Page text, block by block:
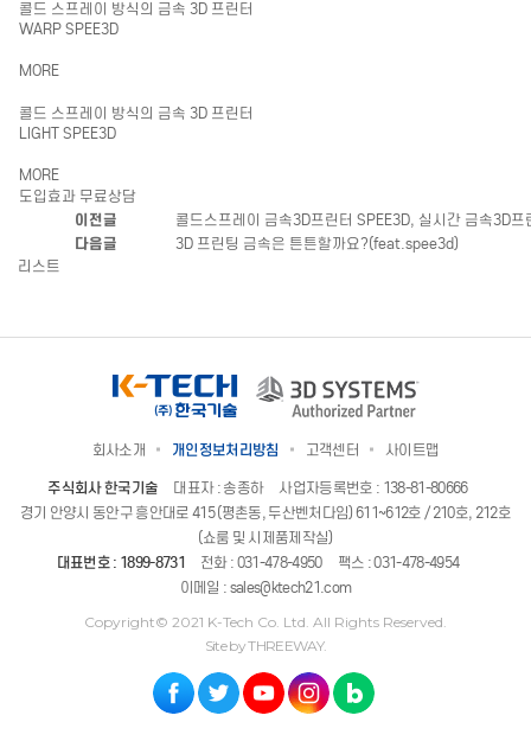
콜드 스프레이 방식의 금속 3D 프린터
WARP SPEE3D
MORE
콜드 스프레이 방식의 금속 3D 프린터
LIGHT SPEE3D
MORE
도입효과 무료상담
이전글 콜드스프레이 금속3D프린터 SPEE3D, 실시간 금속3D
다음글
3D 프린팅 금속은 튼튼할까요?(feat.spee3d)
리스트
회사소개 개인정보처리방침 고객센터 사이트맵
주식회사 한국기술 대표자 : 송종하
사업자등록번호 : 138-81-80666
경기 안양시 동안구 흥안대로 415 (평촌동, 두산벤처다임) 611~612호 / 210호, 212호
(쇼룸 및 시제품제작실)
대표번호 : 1899-8731 전화 : 031-478-4950
팩스 : 031-478-4954
이메일 : sales@ktech21.com
Copyright© 2021 K-Tech Co. Ltd. All Rights Reserved.
Site by THREEWAY.